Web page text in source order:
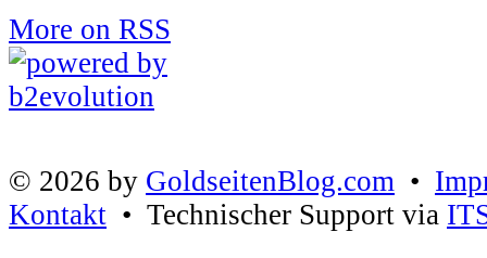
More on RSS
© 2026 by GoldseitenBlog.com •
Kontakt • Technischer Support via